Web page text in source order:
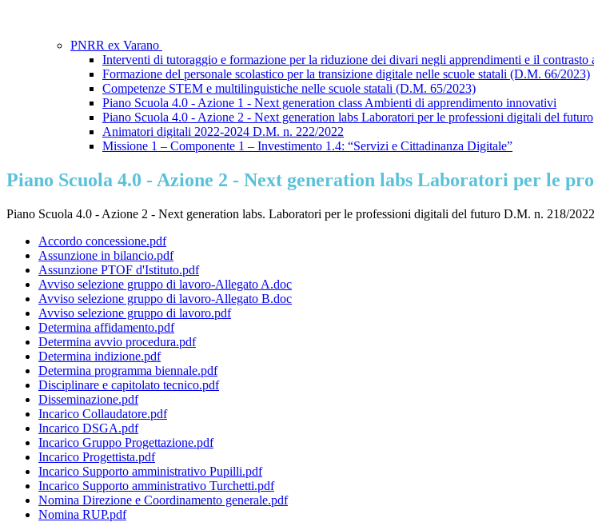
PNRR ex Varano
Interventi di tutoraggio e formazione per la riduzione dei divari negli apprendimenti e il contrasto
Formazione del personale scolastico per la transizione digitale nelle scuole statali (D.M. 66/2023)
Competenze STEM e multilinguistiche nelle scuole statali (D.M. 65/2023)
Piano Scuola 4.0 - Azione 1 - Next generation class Ambienti di apprendimento innovativi
Piano Scuola 4.0 - Azione 2 - Next generation labs Laboratori per le professioni digitali del futuro
Animatori digitali 2022-2024 D.M. n. 222/2022
Missione 1 – Componente 1 – Investimento 1.4: “Servizi e Cittadinanza Digitale”
Piano Scuola 4.0 - Azione 2 - Next generation labs Laboratori per le
Piano Scuola 4.0 - Azione 2 - Next generation labs. Laboratori per le professioni digitali del futuro D.M. n. 218/
Accordo concessione.pdf
Assunzione in bilancio.pdf
Assunzione PTOF d'Istituto.pdf
Avviso selezione gruppo di lavoro-Allegato A.doc
Avviso selezione gruppo di lavoro-Allegato B.doc
Avviso selezione gruppo di lavoro.pdf
Determina affidamento.pdf
Determina avvio procedura.pdf
Determina indizione.pdf
Determina programma biennale.pdf
Disciplinare e capitolato tecnico.pdf
Disseminazione.pdf
Incarico Collaudatore.pdf
Incarico DSGA.pdf
Incarico Gruppo Progettazione.pdf
Incarico Progettista.pdf
Incarico Supporto amministrativo Pupilli.pdf
Incarico Supporto amministrativo Turchetti.pdf
Nomina Direzione e Coordinamento generale.pdf
Nomina RUP.pdf